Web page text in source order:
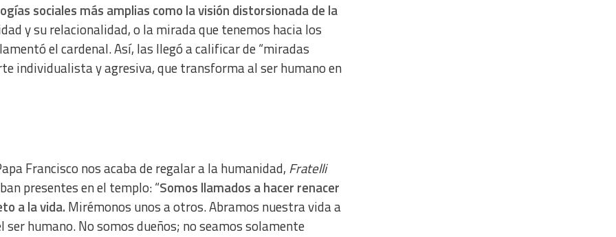
sociales más amplias como la visión distorsionada de la
y su relacionalidad, o la mirada que tenemos hacia los
el cardenal. Así, las llegó a calificar de “miradas
individualista y agresiva, que transforma al ser humano en
Francisco nos acaba de regalar a la humanidad, Fratelli
presentes en el templo: “Somos llamados a hacer renacer
a la vida. Mirémonos unos a otros. Abramos nuestra vida a
humano. No somos dueños; no seamos solamente